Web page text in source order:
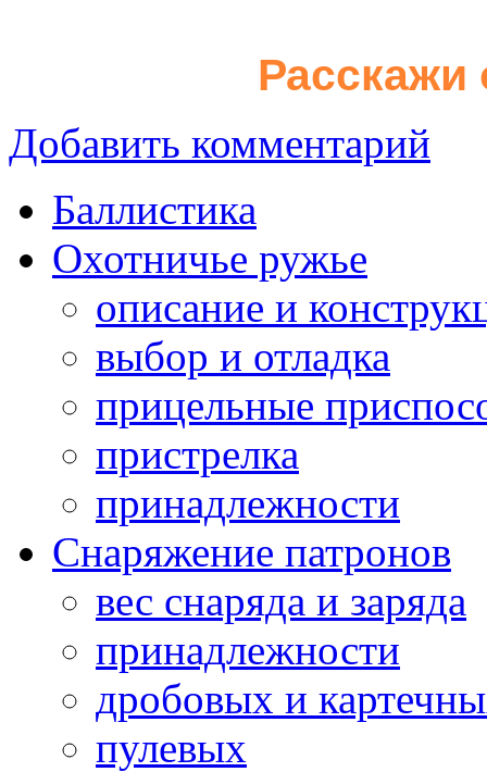
Расскажи
Добавить комментарий
Баллистика
Охотничье ружье
описание и
выбор и отладка
прицельные
пристрелка
принадлежности
Снаряжение патронов
вес снаряда и заряда
принадлежности
дробовых и
пулевых